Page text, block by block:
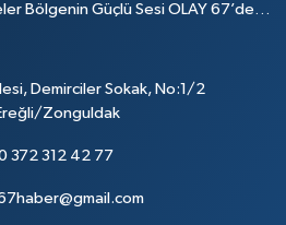
Bölgenin Güçlü Sesi OLAY 67’de…
Demirciler Sokak, No:1/2
Zonguldak
372 312 42 77